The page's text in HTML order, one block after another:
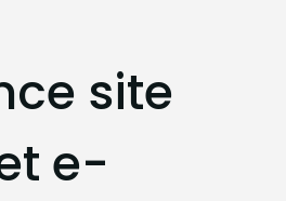
site
e-